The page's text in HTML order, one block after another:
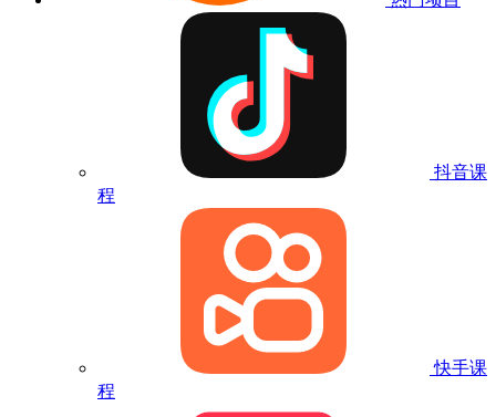
抖音课
程
快手课
程